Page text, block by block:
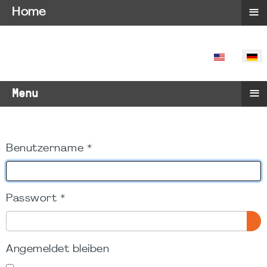
SPRACHE
Menu ≡
Benutzername *
Passwort *
Angemeldet bleiben
Home ≡